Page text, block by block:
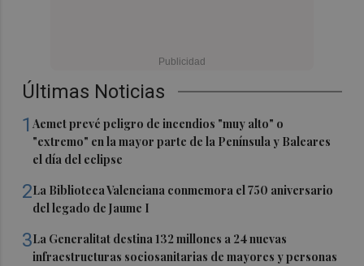
Últimas Noticias
1Aemet prevé peligro de incendios "muy alto" o
"extremo" en la mayor parte de la Península y Baleares
el día del eclipse
2La Biblioteca Valenciana conmemora el 750 aniversario
del legado de Jaume I
3La Generalitat destina 132 millones a 24 nuevas
infraestructuras sociosanitarias de mayores y personas